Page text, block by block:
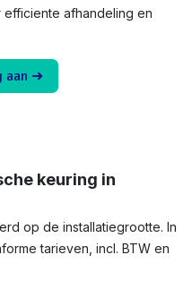
efficiente afhandeling en
aan ➜
keuring in
op de installatiegrootte. In
tarieven, incl. BTW en